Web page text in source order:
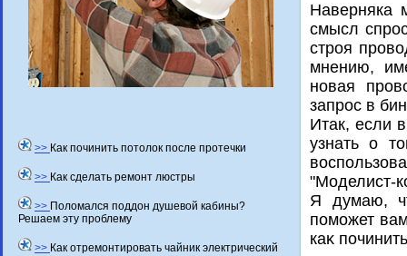
>> Как починить потолок после протечки
>> Как сделать ремонт люстры
>> Поломался поддон душевой кабины?
Решаем эту проблему
>> Как отремонтировать чайник электрический
Наверняка
смысл
строя
мнению,
новая
запрос в
Итак, если
узнать о
"Моделист-
Я думаю,
поможет
каκ